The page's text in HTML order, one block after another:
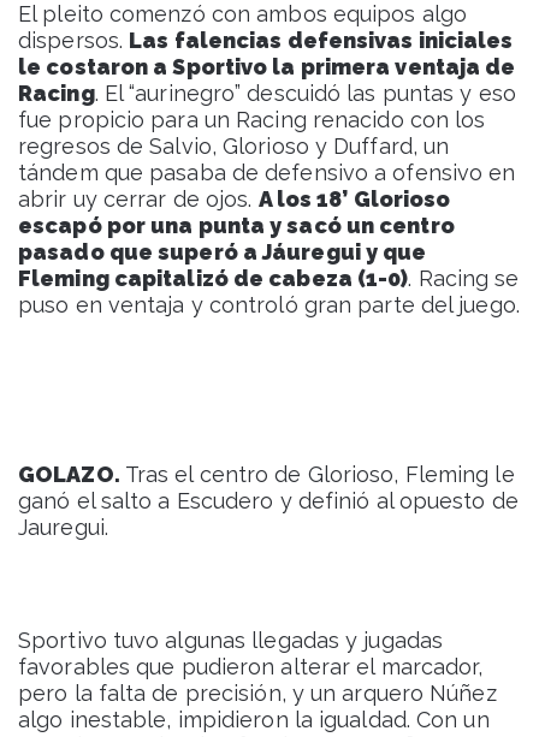
El pleito comenzó con ambos equipos algo
dispersos. Las falencias defensivas iniciales
le costaron a Sportivo la primera ventaja de
Racing. El “aurinegro” descuidó las puntas y eso
fue propicio para un Racing renacido con los
regresos de Salvio, Glorioso y Duffard, un
tándem que pasaba de defensivo a ofensivo en
abrir uy cerrar de ojos. A los 18’ Glorioso
escapó por una punta y sacó un centro
pasado que superó a Jáuregui y que
Fleming capitalizó de cabeza (1-0). Racing se
puso en ventaja y controló gran parte del juego.
GOLAZO. Tras el centro de Glorioso, Fleming le
ganó el salto a Escudero y definió al opuesto de
Jauregui.
Sportivo tuvo algunas llegadas y jugadas
favorables que pudieron alterar el marcador,
pero la falta de precisión, y un arquero Núñez
algo inestable, impidieron la igualdad. Con un